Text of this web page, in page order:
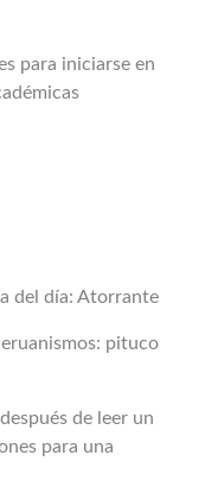
para iniciarse en
del día: Atorrante
pituco
de leer un
para una